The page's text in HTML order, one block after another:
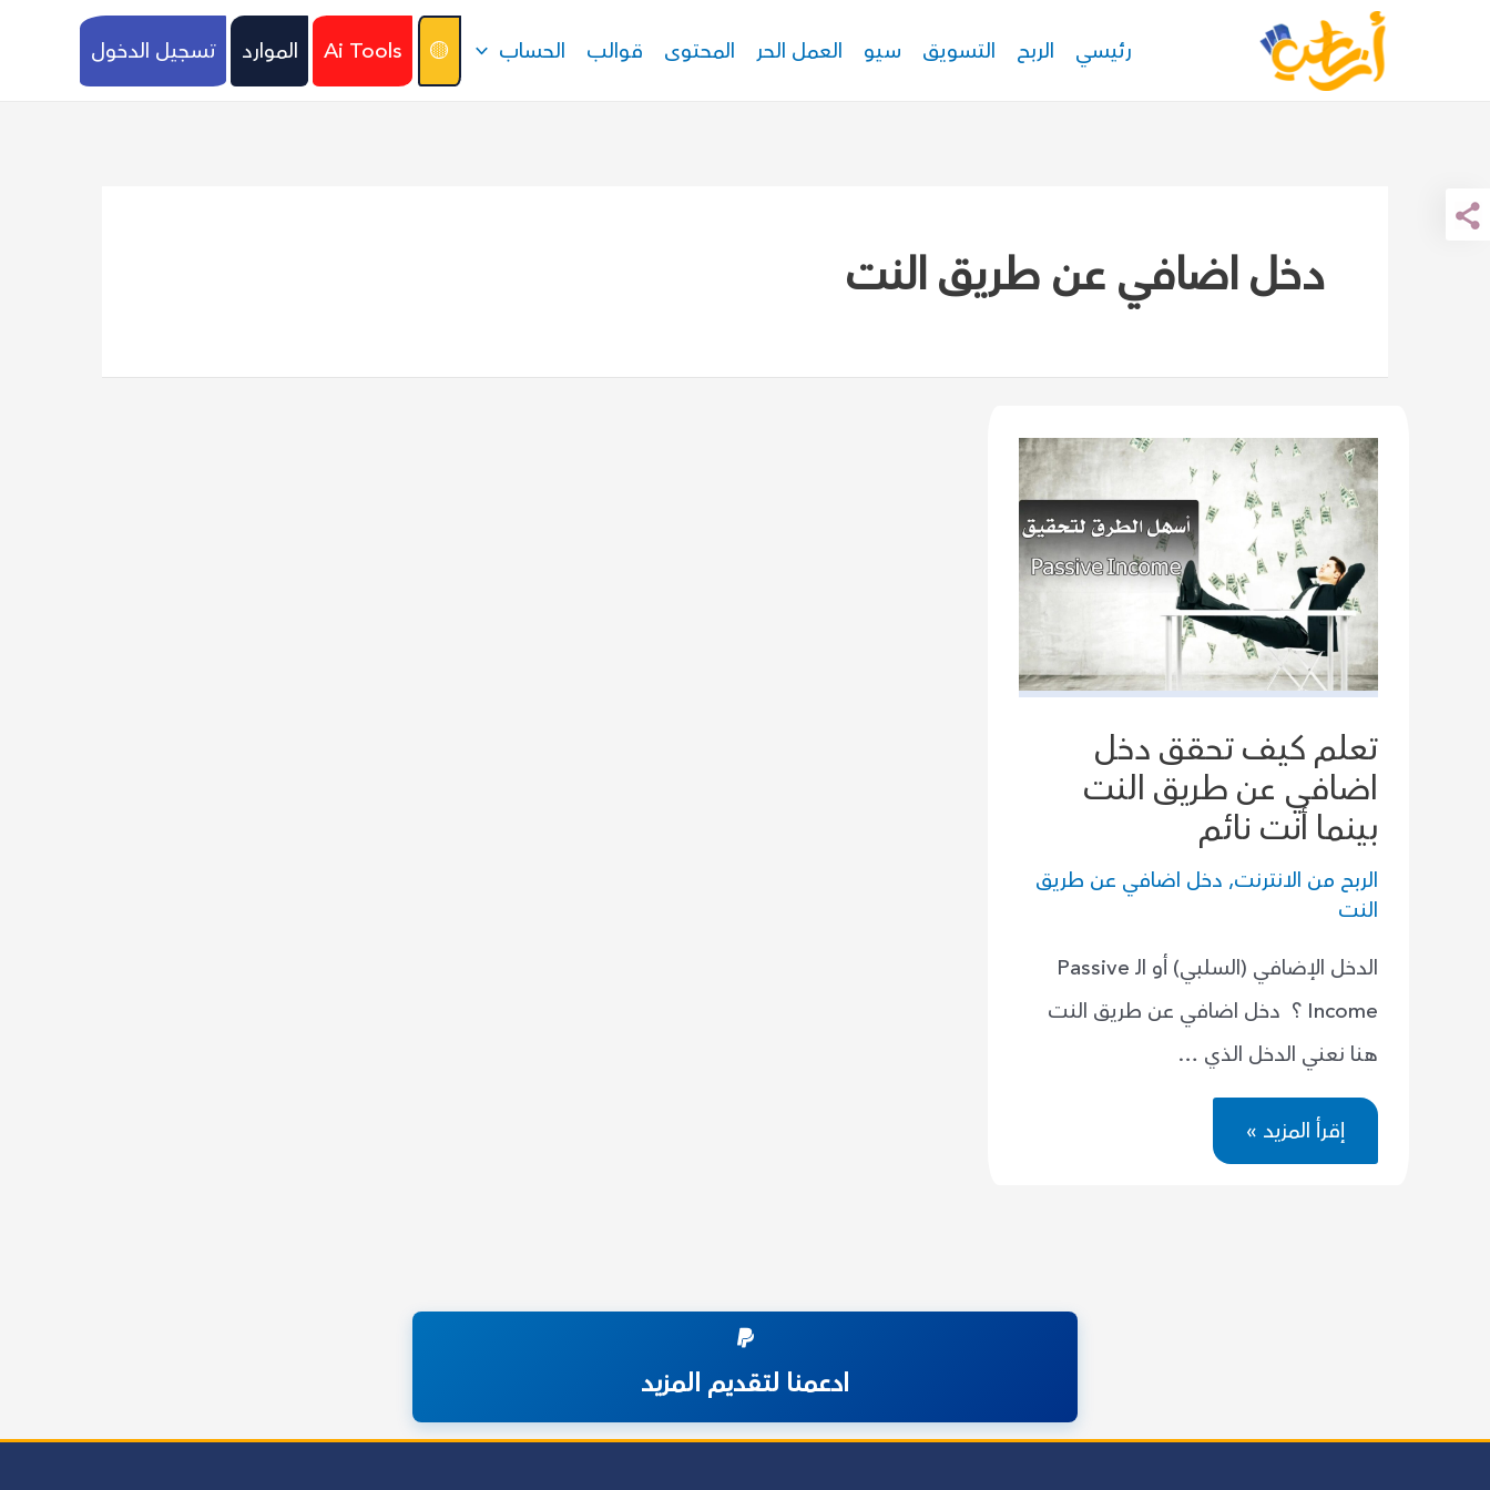
رئيسي الربح التسويق سيو العمل الحر المحتوى قوالب الحساب 🟡
Ai Tools الموارد تسجيل الدخول
دخل اضافي عن طريق النت
تعلم كيف تحقق دخل
اضافي عن طريق النت
بينما أنت نائم
الربح من الانترنت, دخل اضافي عن طريق
النت
الدخل الإضافي (السلبي) أو الـ Passive
Income ؟ دخل اضافي عن طريق النت
هنا نعني الدخل الذي …
تعلم
كيف
تحقق
إقرأ المزيد »
ادعمنا لتقديم المزيد